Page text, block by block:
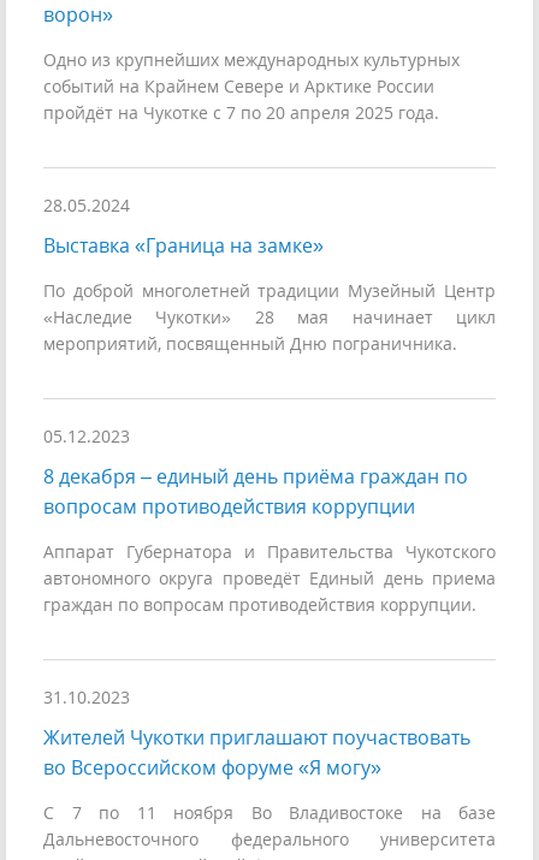
ворон»
Одно из крупнейших международных культурных
событий на Крайнем Севере и Арктике России
пройдёт на Чукотке с 7 по 20 апреля 2025 года.
28.05.2024
Выставка «Граница на замке»
По доброй многолетней традиции Музейный Центр
«Наследие Чукотки» 28 мая начинает цикл
мероприятий, посвященный Дню пограничника.
05.12.2023
8 декабря – единый день приёма граждан по
вопросам противодействия коррупции
Аппарат Губернатора и Правительства Чукотского
автономного округа проведёт Единый день приема
граждан по вопросам противодействия коррупции.
31.10.2023
Жителей Чукотки приглашают поучаствовать
во Всероссийском форуме «Я могу»
С 7 по 11 ноября Во Владивостоке на базе
Дальневосточного федерального университета